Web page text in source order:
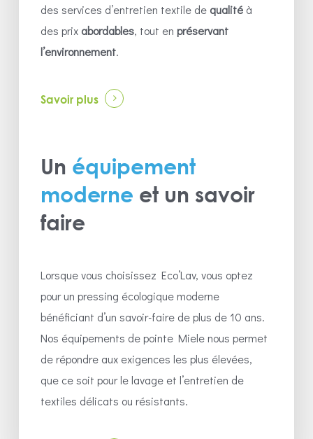
des services d’entretien textile de qualité à
des prix abordables, tout enpréservant
l’environnement.
Savoir plus
Un équipement
moderne et un savoir
faire
Lorsque vous choisissez Eco’Lav, vous optez
pour un pressing écologique moderne
bénéficiant d’un savoir-faire de plus de 10 ans.
Nos équipements de pointe Miele nous permet
de répondre aux exigences les plus élevées,
que ce soit pour le lavage et l’entretien de
textiles délicats ou résistants.